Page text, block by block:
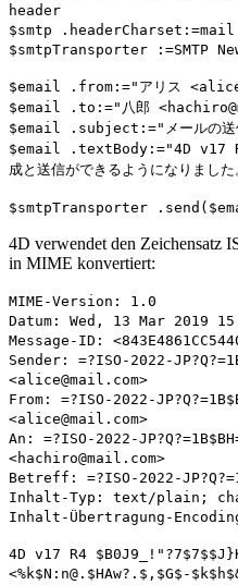
header
$smtp . headerCharset :=mail
$smtpTransporter :=SMTP
$email . from :="アリス
$email
. to :="八郎
$email
. subject :="メールの
$email
. textBody :="4D v17
成と送信ができるようになりまし
$smtpTransporter . send (
4D verwendet den Zeichensatz
in MIME konvertiert:
MIME-Version: 1.0
Datum: Wed, 13 Mar 2019
Message-ID:
Sender: =?ISO-2022-
<alice@mail.com>
From: =?ISO-2022-
<alice@mail.com>
An: =?ISO-2022-
<hachiro@mail.com>
Betreff: =?ISO-2022-
Inhalt-Typ: text/plain;
Inhalt-Übertragung-
4D v17 R4
<%k$N:n@.$HAw?.$,$G$-